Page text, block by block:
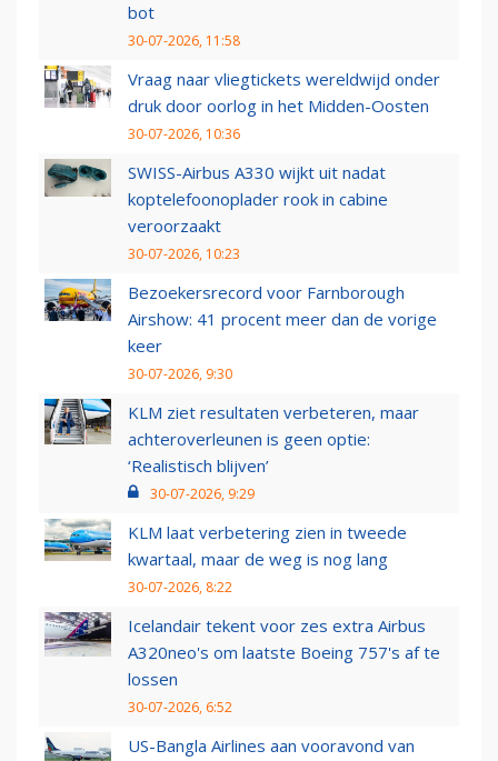
bot
30-07-2026, 11:58
Vraag naar vliegtickets wereldwijd onder
druk door oorlog in het Midden-Oosten
30-07-2026, 10:36
SWISS-Airbus A330 wijkt uit nadat
koptelefoonoplader rook in cabine
veroorzaakt
30-07-2026, 10:23
Bezoekersrecord voor Farnborough
Airshow: 41 procent meer dan de vorige
keer
30-07-2026, 9:30
KLM ziet resultaten verbeteren, maar
achteroverleunen is geen optie:
‘Realistisch blijven’
30-07-2026, 9:29
KLM laat verbetering zien in tweede
kwartaal, maar de weg is nog lang
30-07-2026, 8:22
Icelandair tekent voor zes extra Airbus
A320neo's om laatste Boeing 757's af te
lossen
30-07-2026, 6:52
US-Bangla Airlines aan vooravond van